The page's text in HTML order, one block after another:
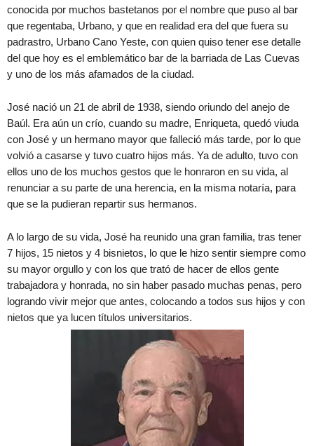
conocida por muchos bastetanos por el nombre que puso al bar
que regentaba, Urbano, y que en realidad era del que fuera su
padrastro, Urbano Cano Yeste, con quien quiso tener ese detalle
del que hoy es el emblemático bar de la barriada de Las Cuevas
y uno de los más afamados de la ciudad.
José nació un 21 de abril de 1938, siendo oriundo del anejo de
Baúl. Era aún un crío, cuando su madre, Enriqueta, quedó viuda
con José y un hermano mayor que falleció más tarde, por lo que
volvió a casarse y tuvo cuatro hijos más. Ya de adulto, tuvo con
ellos uno de los muchos gestos que le honraron en su vida, al
renunciar a su parte de una herencia, en la misma notaría, para
que se la pudieran repartir sus hermanos.
A lo largo de su vida, José ha reunido una gran familia, tras tener
7 hijos, 15 nietos y 4 bisnietos, lo que le hizo sentir siempre como
su mayor orgullo y con los que trató de hacer de ellos gente
trabajadora y honrada, no sin haber pasado muchas penas, pero
logrando vivir mejor que antes, colocando a todos sus hijos y con
nietos que ya lucen títulos universitarios.